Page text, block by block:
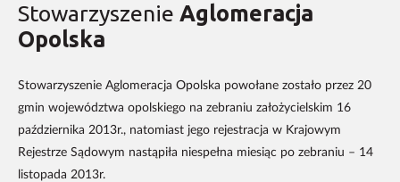
Stowarzyszenie Aglomeracja
Opolska
Stowarzyszenie Aglomeracja Opolska powołane zostało przez 20
gmin województwa opolskiego na zebraniu założycielskim 16
października 2013r., natomiast jego rejestracja w Krajowym
Rejestrze Sądowym nastąpiła niespełna miesiąc po zebraniu – 14
listopada 2013r.